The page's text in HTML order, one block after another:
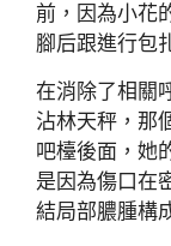
前，因為小花
腳后跟進行包
在消除了相關
沾林天秤，那
吧檯後面，她
是因為傷口在
結局部膿腫構